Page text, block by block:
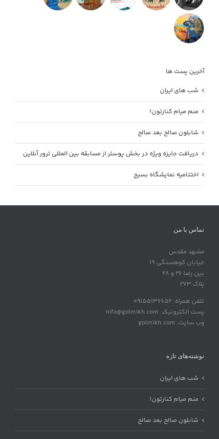
آخرین پست ها
شب های ایران
منم میام کنارتون!
شابلون صالح بعد صالح
دریافت جایزه ویژه در بخش پوستر از مسابقه بین المللی ترور آنلاین
اختتامیه نمایشگاه بسیج
تماس با من
مشهد مقدس
خیابان کوهسنگی 19
بین رضا 26 و 28
پلاک 273
تلفن همراه: 09155136652
پست الکترونیک: info@golmikh.com
وب سایت: golmikh.com
نوشته‌های تازه
شب های ایران
منم میام کنارتون!
شابلون صالح بعد صالح